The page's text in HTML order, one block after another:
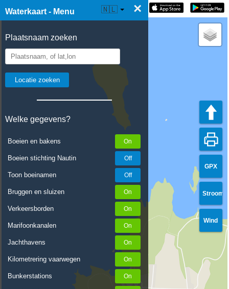
Waterkaart - Menu ×
Plaatsnaam zoeken
Welke gegevens?
Boeien en bakens
Boeien stichting Nautin
Toon boeinamen
Bruggen en sluizen
Verkeersborden
Marifoonkanalen
Jachthavens
Kilometrering vaarwegen
Bunkerstations
☰ Waterkaart Live 🇳🇱
GPX
Stroom
Wind